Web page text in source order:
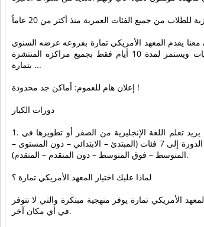
يقدم المعهد الأمريكي تمارة بفروعه عرضه السنوي
المتميز الذي يصل إلى تخفيض 20 % لجميع المستويات ويستمر لمدة 10 أيام فقط بجميع مراكزه المنتشرة
بتمارة ...
إعلان هام للعموم: أماكن جد محدودة !
دورات الكبار
1. دورة اللغة الإنجليزية العامة: تعد الدورة الأنسب لمن يريد تعلم اللغة الإنجليزية من الصفر أو تطويرها في
كافة جوانبها؛ محادثة واستماع وقراءة وكتابة، وتنقسم الدورة إلى 7 فئات (المبتدئ – الابتدائي – دون المستوى –
المتوسط – فوق المتوسط – دون المتقدم – المتقدم).
لماذا عليك اختيار المعهد الأمريكي تمارة ؟
الأمريكي تمارة يوفر منهجية مبتكرة والتي لا تتوفر
في أي مكان آخر.